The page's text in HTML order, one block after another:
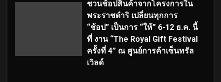
ชวนช้อปสินค้าจากโครงการใน
พระราชดำริ เปลี่ยนทุกการ
“ช้อป” เป็นการ “ให้” 6-12 ธ.ค. นี้
ที่ งาน “The Royal Gift Festival
ครั้งที่ 4” ณ ศูนย์การค้าเซ็นทรัล
เวิลด์